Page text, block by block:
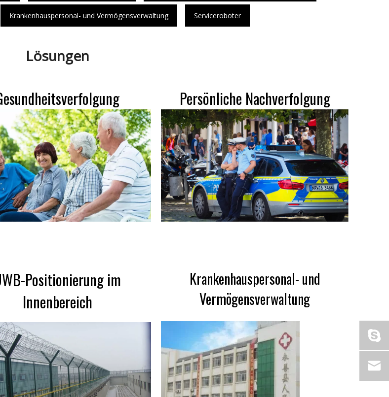
Krankenhauspersonal- und Vermögensverwaltung Serviceroboter
Lösungen
Persönliche Nachverfolgung
Positionierung im
Innenbereich
Krankenhauspersonal- und
Vermögensverwaltung